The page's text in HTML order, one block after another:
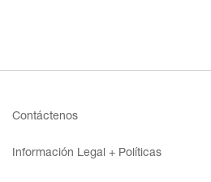
Contáctenos
Información Legal + Políticas